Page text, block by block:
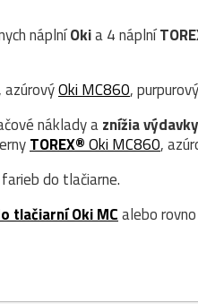
náplníOkia 4 náplní
azúrovýOki MC860, purpurový
náklady aznížia
TOREX®Oki MC860,
do tlačiarne.
tlačiarní Oki MCalebo